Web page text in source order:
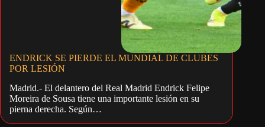
ENDRICK SE PIERDE EL MUNDIAL DE CLUBES
POR LESIÓN
Madrid.- El delantero del Real Madrid Endrick Felipe
Moreira de Sousa tiene una importante lesión en su
pierna derecha. Según…